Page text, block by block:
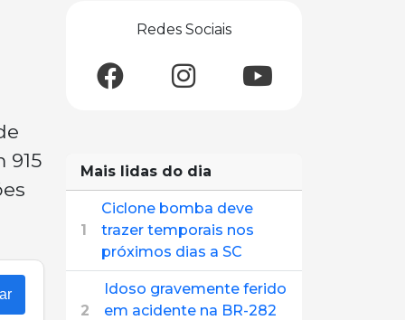
915
Redes Sociais
Mais lidas do dia
1
Ciclone bomba deve
trazer temporais nos
próximos dias a SC
2
Idoso gravemente ferido
em acidente na BR-282